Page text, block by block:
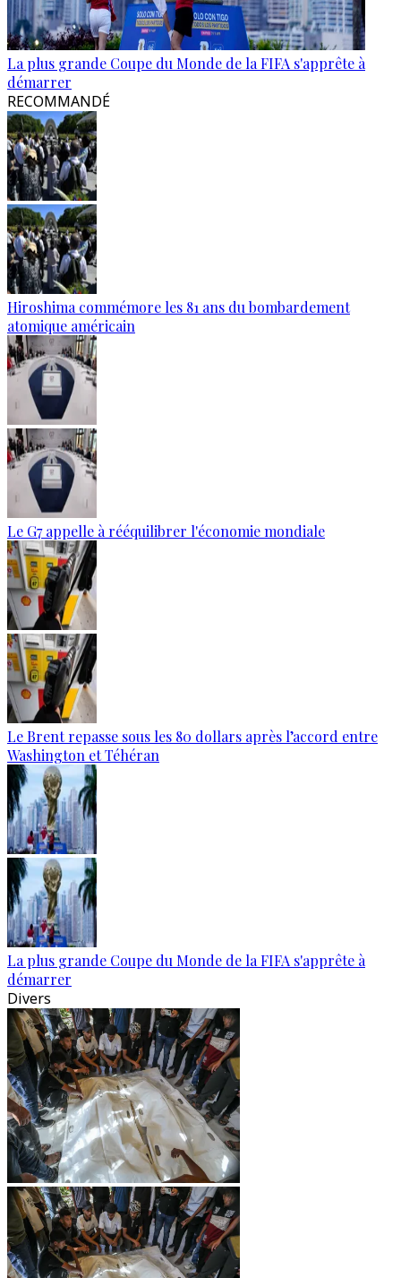
La plus grande Coupe du Monde de la FIFA s'apprête à
démarrer
RECOMMANDÉ
Hiroshima commémore les 81 ans du bombardement
atomique américain
Le G7 appelle à rééquilibrer l'économie mondiale
Le Brent repasse sous les 80 dollars après l’accord entre
Washington et Téhéran
La plus grande Coupe du Monde de la FIFA s'apprête à
démarrer
Divers